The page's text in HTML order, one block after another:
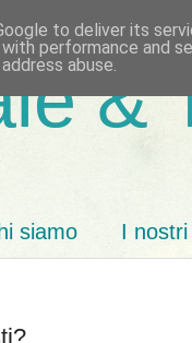
&
siamo I nostri
to deliver its
performance and
abuse.